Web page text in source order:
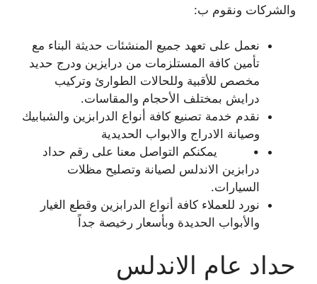
والشركات ونقوم ب:
نعمل على تعهد جميع المنشئات حديثة البناء مع
تأمين كافة المستلزمات من درايزين ودرج حديد
مخصص للأقبية وللحالات الطوارئ وتركيب
درايش بمختلف الأحجام والمقاسات.
نقدم خدمة تصنيع كافة أنواع الدرابزين والشبابيك
وصيانة الادراج والابواب الحديدية
• يمكنكم التواصل معنا على رقم حداد
درابزين الاندلس لصيانة وتصليح مظلات
السيارات.
نورد للعملاء كافة أنواع الدرابزين وقطع الغيار
والأبواب الحديدة وبأسعار رخيصة جداً
حداد عام الاندلس